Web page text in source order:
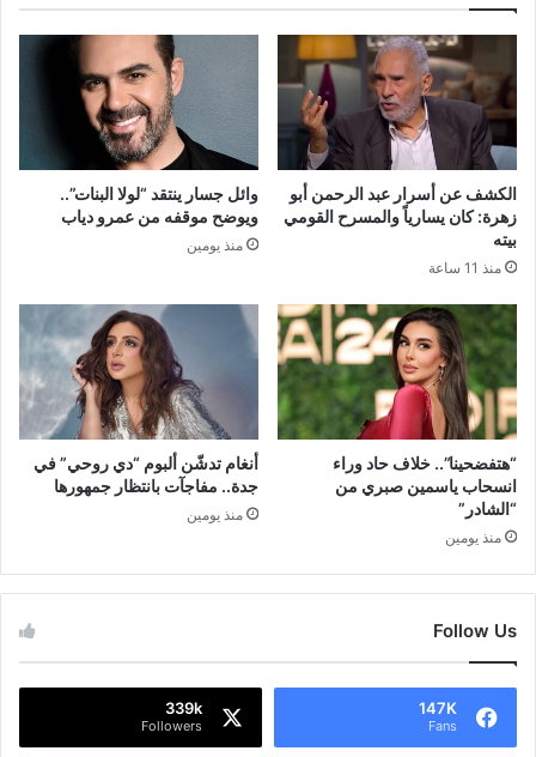
الكشف عن أسرار عبد الرحمن أبو
زهرة: كان يسارياً والمسرح القومي
بيته
منذ 11 ساعة
وائل جسار ينتقد “لولا البنات”..
ويوضح موقفه من عمرو دياب
منذ يومين
“هتفضحينا”.. خلاف حاد وراء
انسحاب ياسمين صبري من
“الشادر”
منذ يومين
أنغام تدشّن ألبوم “دي روحي” في
جدة.. مفاجآت بانتظار جمهورها
منذ يومين
Follow Us
147K
Fans
339k
Followers